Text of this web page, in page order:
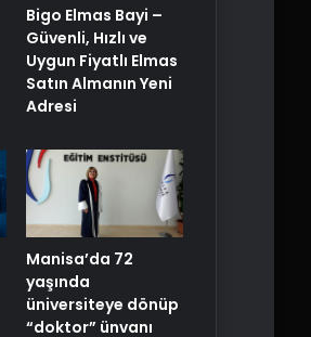
Bigo Elmas Bayi –
Güvenli, Hızlı ve
Uygun Fiyatlı Elmas
Satın Almanın Yeni
Adresi
Manisa’da 72
yaşında
üniversiteye dönüp
“doktor” ünvanı